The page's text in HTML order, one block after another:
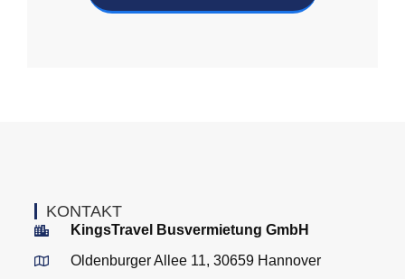
KONTAKT
KingsTravel Busvermietung GmbH
Oldenburger Allee 11, 30659 Hannover